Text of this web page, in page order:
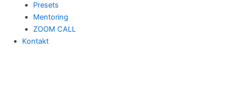
Presets
Mentoring
ZOOM CALL
Kontakt